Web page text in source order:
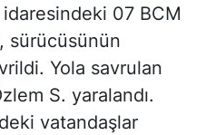
07 BCM
sürücüsünün
Yola savrulan
S. yaralandı.
vatandaşlar